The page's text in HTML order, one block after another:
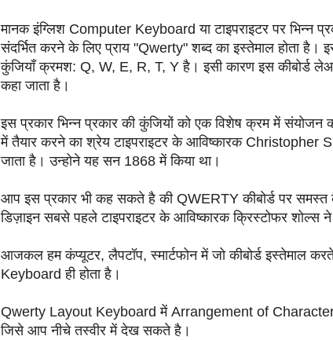
मानक इंग्लिश Computer Keyboard या टाइपराइटर पर भिन्न
संदर्भित करने के लिए प्राय "Qwerty" शब्द का इस्तेमाल होता है।
कुंजियाँ क्रमश: Q, W, E, R, T, Y है। इसी कारण इस कीबोर्ड
कहा जाता है।
इस प्रकार भिन्न प्रकार की कुंजियों को एक विशेष क्रम में
में तैयार करने का श्रेय टाइपराइटर के आविष्कारक Christopher
जाता है। उन्होने यह सन 1868 में किया था।
आप इस प्रकार भी कह सकते है की QWERTY कीबोर्ड पर समस्त
डिज़ाइन सबसे पहले टाइपराइटर के आविष्कारक क्रिस्टोफर शोल्स ने
आजकल हम कंप्यूटर, लैपटॉप, स्मार्टफोन में जो कीबोर्ड इस्तेमाल
Keyboard ही होता है।
Qwerty Layout Keyboard में Arrangement of
जिसे आप नीचे तस्वीर में देख सकते है।